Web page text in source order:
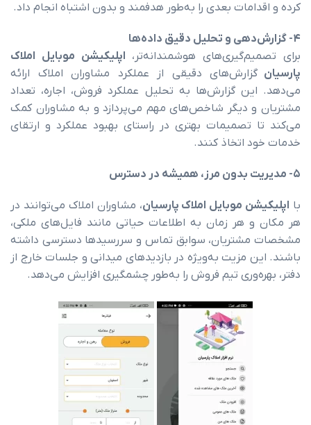
بعدی را به‌طور هدفمند و بدون اشتباه انجام داد.
هوشمندانه‌تر،اپلیکیشن موبایل املاک
دقیقی از عملکرد مشاوران املاک ارائه
گزارش‌ها به تحلیل عملکرد فروش، اجاره، تعداد
دیگر شاخص‌های مهم می‌پردازد و به مشاوران کمک
بهتری در راستای بهبود عملکرد و ارتقای
اتخاذ کنند.
بدونمرز،همیشهدردسترس
موبایل املاک پارسیان،مشاوراناملاکمی‌تواننددر
هر زمان بهاطلاعاتحیاتیمانندفایل‌هایملکی،
مشتریان،سوابقتماسوسررسیدهادسترسیداشته
مزیتبه‌ویژهدربازدیدهایمیدانیوجلساتخارجاز
تیمفروشرابه‌طورچشمگیریافزایشمی‌دهد.